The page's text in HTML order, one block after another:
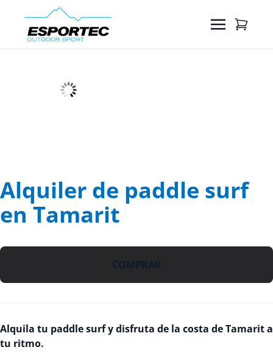
Alquiler de paddle surf
en Tamarit
Alquila tu paddle surf y disfruta de la costa de Tamarit a
tu ritmo.